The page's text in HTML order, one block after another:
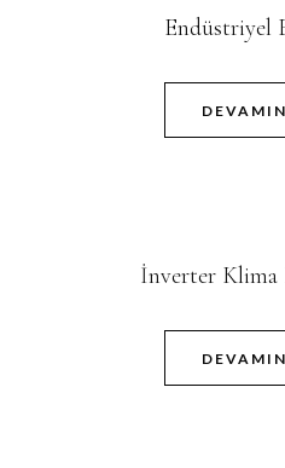
Endüstriyel
İnverter Klima